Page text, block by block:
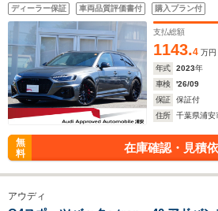
パーレッド プライバシーガラス TV
ディーラー保証 車両品質評価書付 購入プラン付
支払総額
1143.4 万円
年式
2023年
車検
'26/09
保証
保証付
住所
千葉県浦安
無
料
在庫確認・見積
アウディ